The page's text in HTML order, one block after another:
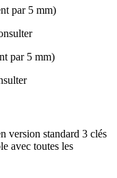
par 5 mm)
par 5 mm)
version standard 3 clés
avec toutes les